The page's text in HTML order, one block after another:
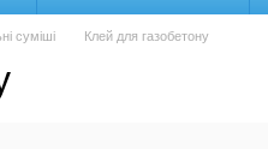
суміші Клей для газобетону